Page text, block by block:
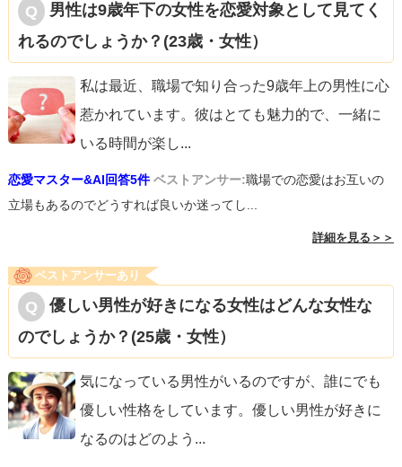
男性は9歳年下の女性を恋愛対象として見てく
れるのでしょうか？(23歳・女性）
私は最近、職場で知り合った9歳年上の男性に心
惹かれています。彼はとても魅力的で、一緒に
いる時間が楽し...
恋愛マスター&AI回答5件 ベストアンサー:職場での恋愛はお互いの
立場もあるのでどうすれば良いか迷ってし...
詳細を見る＞＞
ベストアンサーあり
優しい男性が好きになる女性はどんな女性な
のでしょうか？(25歳・女性）
気になっている男性がいるのですが、誰にでも
優しい性格をしています。優しい男性が好きに
なるのはどのよう ...